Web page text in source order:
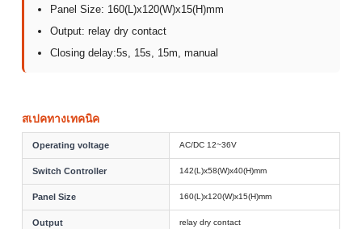
Panel Size: 160(L)x120(W)x15(H)mm
Output: relay dry contact
Closing delay:5s, 15s, 15m, manual
สเปคทางเทคนิค
Operating voltage AC/DC 12~36V
Switch Controller 142(L)x58(W)x40(H)mm
Panel Size 160(L)x120(W)x15(H)mm
Output relay dry contact